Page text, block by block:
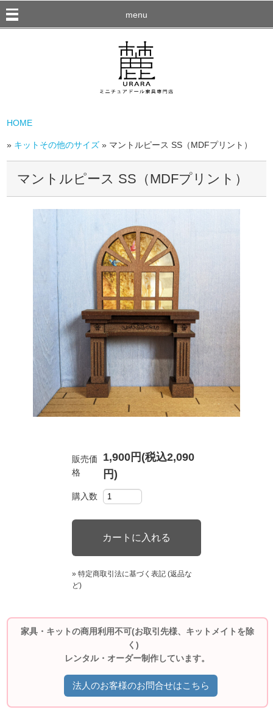
menu
HOME
» キットその他のサイズ » マントルピース SS（MDFプリント）
マントルピース SS（MDFプリント）
販売価
格
1,900円(税込2,090
円)
購入数
» 特定商取引法に基づく表記 (返品な
ど)
家具・キットの商用利用不可(お取引先様、キットメイトを除
く)
レンタル・オーダー制作しています。
法人のお客様のお問合せはこちら